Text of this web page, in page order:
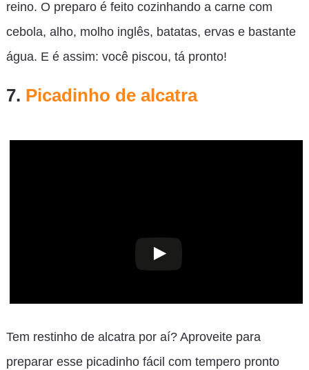
reino. O preparo é feito cozinhando a carne com
cebola, alho, molho inglês, batatas, ervas e bastante
água. E é assim: você piscou, tá pronto!
7. Picadinho de alcatra
Tem restinho de alcatra por aí? Aproveite para
preparar esse picadinho fácil com tempero pronto